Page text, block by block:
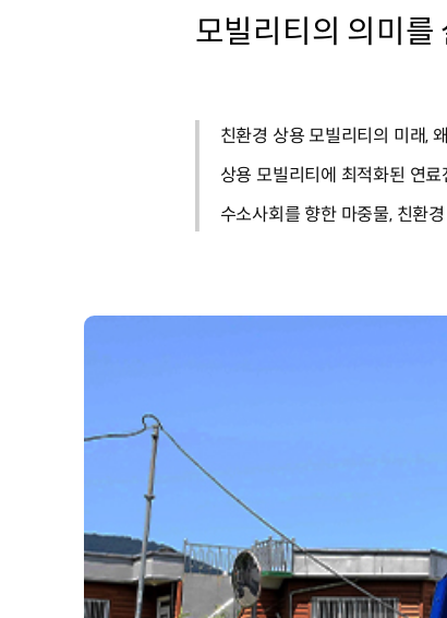
모빌리티의 의미를
친환경 상용 모빌리티의 미래,
상용 모빌리티에 최적화된 연
수소사회를 향한 마중물, 친환